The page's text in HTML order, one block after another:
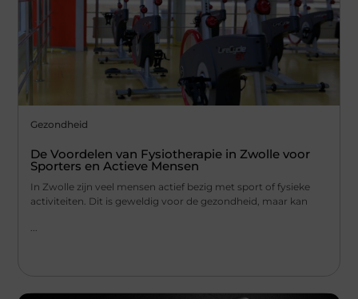
Gezondheid
De Voordelen van Fysiotherapie in Zwolle voor
Sporters en Actieve Mensen
In Zwolle zijn veel mensen actief bezig met sport of fysieke
activiteiten. Dit is geweldig voor de gezondheid, maar kan